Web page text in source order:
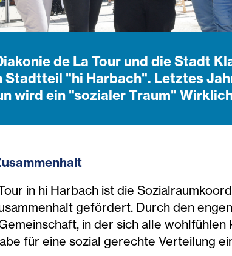
de La Tour und die Stadt
Stadtteil "hi Harbach". Letztes
wird ein "sozialer Traum"
menhalt
in hi Harbach ist die
gefördert. Durch den
in der sich alle wohlfühlen
für eine sozial gerechte Verteilung